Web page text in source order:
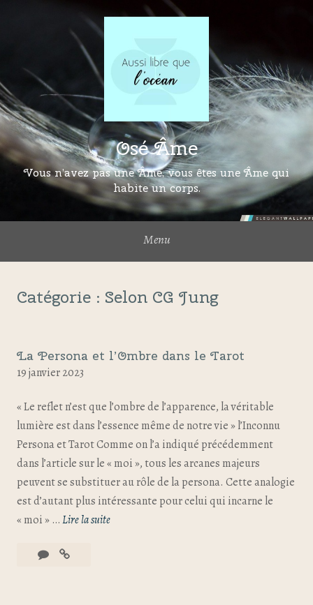
Osé Âme
Vous n’avez pas une Âme, vous êtes une Âme qui
habite un corps.
Menu
Catégorie : Selon CG Jung
La Persona et l’Ombre dans le Tarot
19 janvier 2023
« Le reflet n’est que l’ombre de l’apparence, la véritable
lumière est dans l’essence même de notre vie » l’Inconnu
Persona et Tarot Comme on l’a indiqué précédemment
dans l’article sur le « moi », tous les arcanes majeurs
peuvent se substituer au rôle de la persona. Cette analogie
est d’autant plus intéressante pour celui qui incarne le
« moi » …Lire la suite